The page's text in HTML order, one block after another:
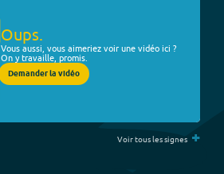
Oups.
Vous aussi, vous aimeriez voir une vidéo ici ?
On y travaille, promis.
Demander la vidéo
Voir tous les signes +